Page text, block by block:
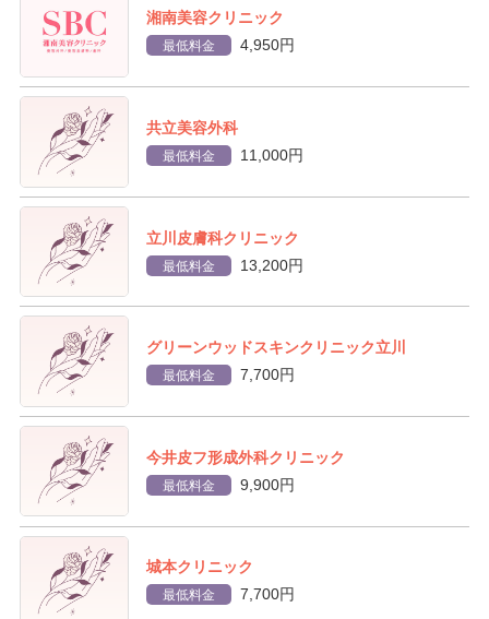
湘南美容クリニック
最低料金 4,950円
共立美容外科
最低料金 11,000円
立川皮膚科クリニック
最低料金 13,200円
グリーンウッドスキンクリニック立川
最低料金 7,700円
今井皮フ形成外科クリニック
最低料金 9,900円
城本クリニック
最低料金 7,700円